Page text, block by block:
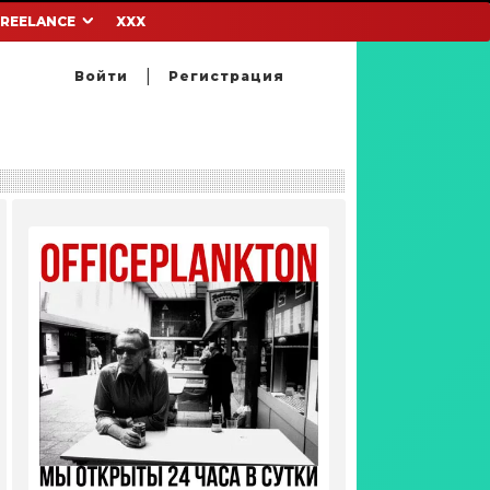
Войти Регистрация
XXX